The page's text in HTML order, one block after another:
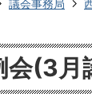
議会事務局
(3月